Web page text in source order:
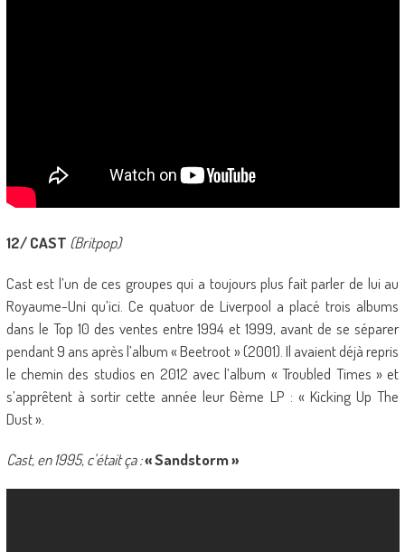
12/ CAST (Britpop)
Cast est l’un de ces groupes qui a toujours plus fait parler de lui au
Royaume-Uni qu’ici. Ce quatuor de Liverpool a placé trois albums
dans le Top 10 des ventes entre 1994 et 1999, avant de se séparer
pendant 9 ans après l’album « Beetroot » (2001). Il avaient déjà repris
le chemin des studios en 2012 avec l’album « Troubled Times » et
s’apprêtent à sortir cette année leur 6ème LP : « Kicking Up The
Dust ».
Cast, en 1995, c’était ça :« Sandstorm »